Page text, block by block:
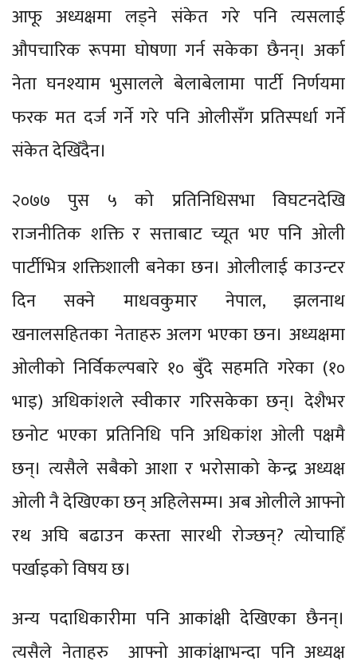
आफू अध्यक्षमा लड्ने संकेत गरे पनि त्यसलाई
औपचारिक रूपमा घोषणा गर्न सकेका छैनन्। अर्का
नेता घनश्याम भुसालले बेलाबेलामा पार्टी निर्णयमा
फरक मत दर्ज गर्ने गरे पनि ओलीसँग प्रतिस्पर्धा गर्ने
संकेत देखिँदैन।
२०७७ पुस ५ को प्रतिनिधिसभा विघटनदेखि
राजनीतिक शक्ति र सत्ताबाट च्यूत भए पनि ओली
पार्टीभित्र शक्तिशाली बनेका छन। ओलीलाई काउन्टर
दिन सक्ने माधवकुमार नेपाल, झलनाथ
खनालसहितका नेताहरु अलग भएका छन। अध्यक्षमा
ओलीको निर्विकल्पबारे १० बुँदे सहमति गरेका (१०
भाइ) अधिकांशले स्वीकार गरिसकेका छन्। देशैभर
छनोट भएका प्रतिनिधि पनि अधिकांश ओली पक्षमै
छन्। त्यसैले सबैको आशा र भरोसाको केन्द्र अध्यक्ष
ओली नै देखिएका छन् अहिलेसम्म। अब ओलीले आफ्नो
रथ अघि बढाउन कस्ता सारथी रोज्छन्? त्योचाहिँ
पर्खाइको विषय छ।
अन्य पदाधिकारीमा पनि आकांक्षी देखिएका छैनन्।
त्यसैले नेताहरु आफ्नो आकांक्षाभन्दा पनि अध्यक्ष